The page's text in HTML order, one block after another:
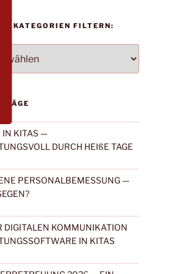
FILTERN:
IN KITAS —
DURCH HEIßE TAGE
PERSONALBEMESSUNG —
DIGITALEN KOMMUNIKATION
IN KITAS